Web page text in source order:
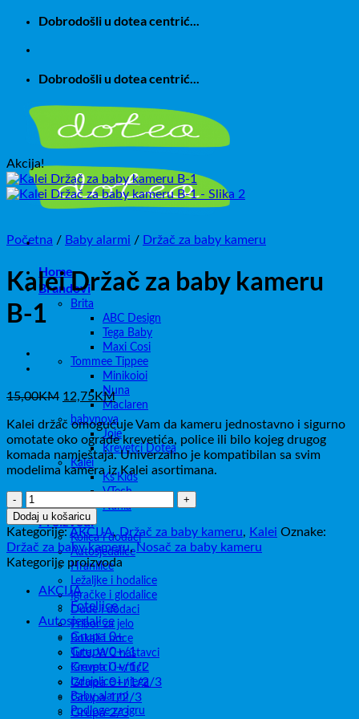
Skip
content
Dobrodošli u dotea centrić...
Dobrodošli u dotea centrić...
Home
Brandovi
Brita
ABC Design
Tega Baby
Maxi Cosi
Tommee Tippee
Minikoioi
Nuna
Maclaren
babynova
Joie
Krevetci Dotea
Kalei
Ks’Kids
VTech
Nania
Proizvodi
Kolica i dodaci
Autosjedalice
Hranilice
Ležaljke i hodalice
Igračke i glodalice
Dude i dodaci
Pribor za jelo
Bokali i boce
Tute, WC nastavci
Krevetci i vrtići
Izdajalice i njega
Baby alarmi
Podloge za igru
Akcija!
Početna / Baby alarmi / Držač za baby kameru
Kalei Držač za baby kameru
B-1
15,00KM Izvorna
cijena
bila
je:
15,00KM.
12,75KMTrenutna
cijena
je:
12,75KM.
Kalei držač omogućuje Vam da kameru jednostavno i sigurno
omotate oko ograde krevetića, police ili bilo kojeg drugog
komada namještaja. Univerzalno je kompatibilan sa svim
modelima kamera iz Kalei asortimana.
Kalei
Držač
za
baby
kameru
1
količina
Dodaj u košaricu
Kategorije:AKCIJA,Držač za baby kameru, Kalei Oznake:
Držač za baby kameru,Nosač za baby kameru
Kategorije proizvoda
AKCIJA
Foteljice
Autosjedalice
Grupa 0+
Grupa 0+/1
Grupa 0+/1/2
Grupa 0+/1/2/3
Grupa 1/2/3
Grupa 2/3